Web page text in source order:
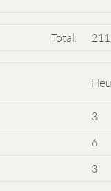
Total:
3
6
3